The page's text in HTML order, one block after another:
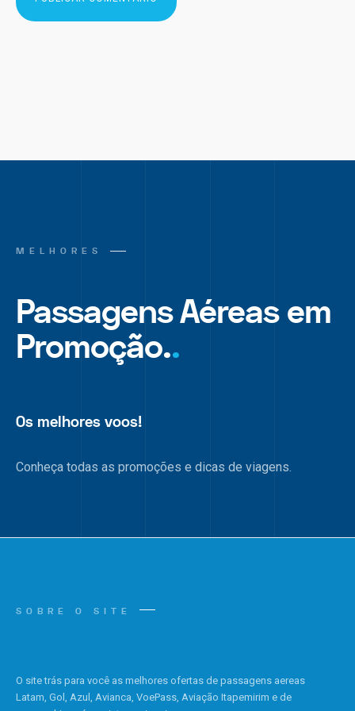
MELHORES
Passagens Aéreas em
Promoção..
Os melhores voos!
Conheça todas as promoções e dicas de viagens.
SOBRE O SITE
O site trás para você as melhores ofertas de passagens aereas
Latam, Gol, Azul, Avianca, VoePass, Aviação Itapemirim e de